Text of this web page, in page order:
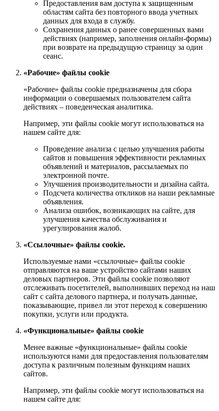
Предоставления вам доступа к защищенным
областям сайта без повторного ввода учетных
данных для входа в службу.
Сохранения данных о ранее совершенных вами
действиях (например, заполнения онлайн-формы)
при возврате на предыдущую страницу за один
сеанс.
«Рабочие» файлы cookie
«Рабочие» файлы cookie предназначены для сбора
информации о совершаемых пользователем сайта
действиях – поведенческая аналитика.
Например, эти файлы cookie могут использоваться на
нашем сайте для:
Проведение анализа с целью улучшения работы
сайтов и повышения эффективности рекламных
объявлений и материалов, рассылаемых по
электронной почте.
Улучшения производительности и дизайна сайта.
Подсчета количества откликов на наши рекламные
объявления.
Анализа ошибок, возникающих на сайте, для
улучшения качества обслуживания и
урегулирования жалоб.
«Ссылочные» файлы cookie.
Используемые нами «ссылочные» файлы cookie
отправляются на ваше устройство сайтами наших
деловых партнеров. Эти файлы cookie позволяют
отслеживать посетителей, выполнивших переход на наш
сайт с сайта делового партнера, и получать данные,
показывающие, привел ли этот переход к совершению
покупки, услуги или продукта.
«Функциональные» файлы cookie
Менее важные «функциональные» файлы cookie
используются нами для предоставления пользователям
доступа к различным полезным функциям наших
сайтов.
Например, эти файлы cookie могут использоваться на
нашем сайте для: